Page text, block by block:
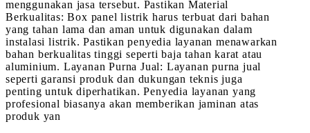
menggunakan jasa tersebut. Pastikan Material
Berkualitas: Box panel listrik harus terbuat dari bahan
yang tahan lama dan aman untuk digunakan dalam
instalasi listrik. Pastikan penyedia layanan menawarkan
bahan berkualitas tinggi seperti baja tahan karat atau
aluminium. Layanan Purna Jual: Layanan purna jual
seperti garansi produk dan dukungan teknis juga
penting untuk diperhatikan. Penyedia layanan yang
profesional biasanya akan memberikan jaminan atas
produk yan